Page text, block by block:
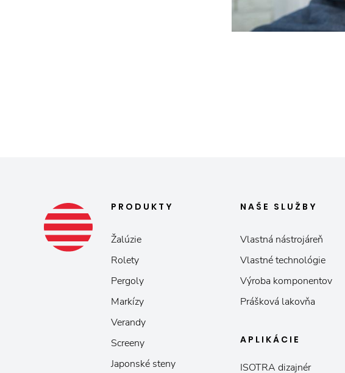
PRODUKTY
Žalúzie
Rolety
Pergoly
Markízy
Verandy
Screeny
Japonské steny
NAŠE SLUŽBY
Vlastná nástrojáreň
Vlastné technológie
Výroba komponentov
Prášková lakovňa
APLIKÁCIE
ISOTRA dizajnér